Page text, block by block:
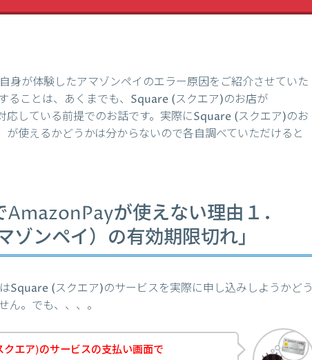
身が体験したアマゾンペイのエラー原因をご紹介させていた
ることは、あくまでも、Square (スクエア)のお店が
している前提でのお話です。実際にSquare (スクエア)のお
使えるかどうかは分からないので各自調べていただけると
が使えない理由１．
ゾンペイ）の有効期限切れ」
Square (スクエア)のサービスを実際に申し込みしようかどう
ん。でも、、、。
エア)のサービスの支払い画面で